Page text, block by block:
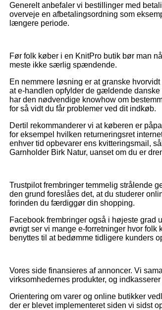
Generelt anbefaler vi bestillinger med
overveje en afbetalingsordning som
længere periode.
Før folk køber i en KnitPro butik bør man
meste ikke særlig spændende.
En nemmere løsning er at granske
at e-handlen opfylder de gældende
har den nødvendige knowhow om
for så vidt du får problemer ved dit indkøb.
Dertil rekommanderer vi at køberen er
for eksempel hvilken returneringsret
enhver tid opbevarer ens kvitteringsmail,
Garnholder Birk Natur, uanset om du er
Trustpilot frembringer temmelig strålende
den grund foreslåes det, at du studerer
forinden du færdiggør din shopping.
Facebook frembringer også i højeste grad
øvrigt ser vi mange e-forretninger hvor
benyttes til at bedømme tidligere kunders
Vores side finansieres af annoncer. Vi
virksomhedernes produkter, og
Orientering om varer og online butikker
der er blevet implementeret siden vi sidst